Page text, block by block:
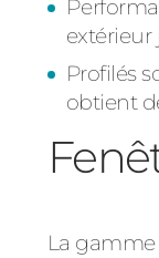
extérieur
Profilés
obtient
La gamme